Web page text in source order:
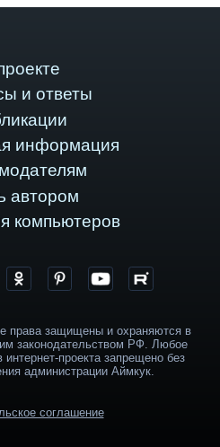
и ответы
информация
автором
компьютеров
права защищены и охраняются в
законодательством РФ. Любое
проекта запрещено без
администрации Аймкук.
соглашение